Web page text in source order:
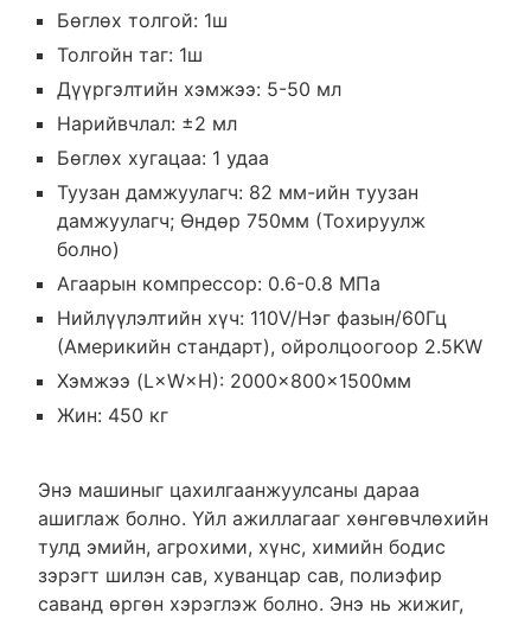
Бөглөх толгой: 1ш
Толгойн таг: 1ш
Дүүргэлтийн хэмжээ: 5-50 мл
Нарийвчлал: ±2 мл
Бөглөх хугацаа: 1 удаа
Туузан дамжуулагч: 82 мм-ийн туузан
дамжуулагч; Өндөр 750мм (Тохируулж
болно)
Агаарын компрессор: 0.6-0.8 МПа
Нийлүүлэлтийн хүч: 110V/Нэг фазын/60Гц
(Америкийн стандарт), ойролцоогоор 2.5KW
Хэмжээ (L×W×H): 2000×800×1500мм
Жин: 450 кг
Энэ машиныг цахилгаанжуулсаны дараа
ашиглаж болно. Үйл ажиллагааг хөнгөвчлөхийн
тулд эмийн, агрохими, хүнс, химийн бодис
зэрэгт шилэн сав, хуванцар сав, полиэфир
саванд өргөн хэрэглэж болно. Энэ нь жижиг,